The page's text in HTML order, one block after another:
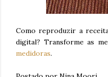
Como reproduzir a
digital? Transforme as
medidoras.